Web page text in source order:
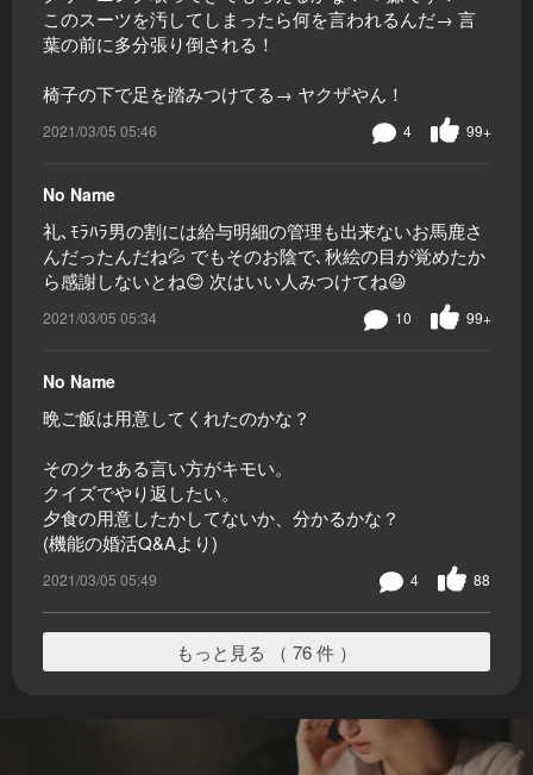
このスーツを汚してしまったら何を言われるんだ→ 言
葉の前に多分張り倒される！
椅子の下で足を踏みつけてる→ ヤクザやん！
2021/03/05 05:46 99+
4
No Name
礼､ﾓﾗﾊﾗ男の割には給与明細の管理も出来ないお馬鹿さ
んだったんだね💦 でもそのお陰で､秋絵の目が覚めたか
ら感謝しないとね😊 次はいい人みつけてね😃
2021/03/05 05:34 99+
10
No Name
晩ご飯は用意してくれたのかな？
そのクセある言い方がキモい。
クイズでやり返したい。
夕食の用意したかしてないか、分かるかな？
(機能の婚活Q&Aより)
2021/03/05 05:49 88
4
もっと見る （ 76 件 ）